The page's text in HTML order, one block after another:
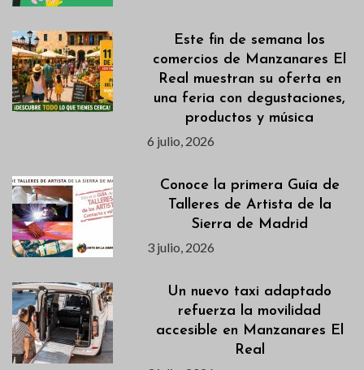
Este fin de semana los
comercios de Manzanares El
Real muestran su oferta en
una feria con degustaciones,
productos y música
6 julio, 2026
Conoce la primera Guía de
Talleres de Artista de la
Sierra de Madrid
3 julio, 2026
Un nuevo taxi adaptado
refuerza la movilidad
accesible en Manzanares El
Real